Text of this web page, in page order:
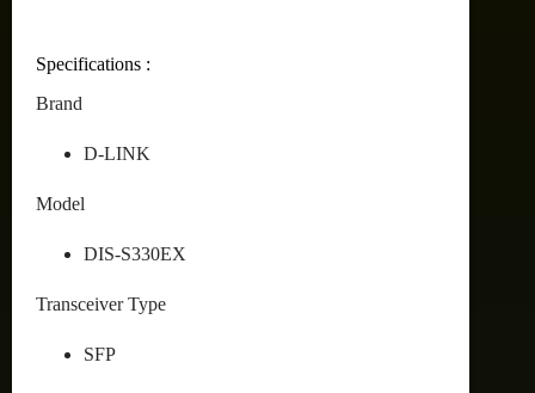
Specifications :
Brand
D-LINK
Model
DIS-S330EX
Transceiver Type
SFP